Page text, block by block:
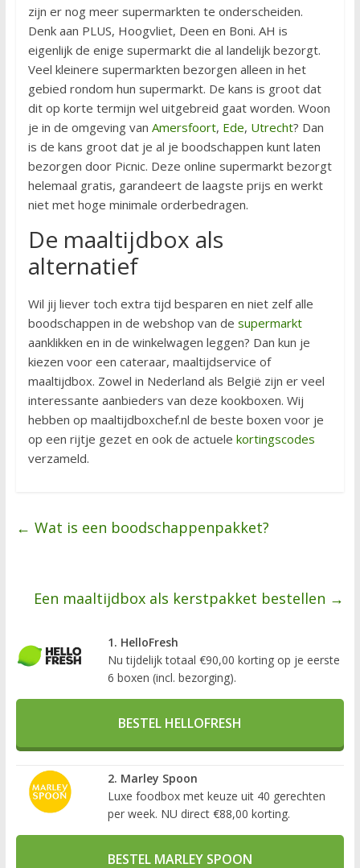
zijn er nog meer supermarkten te onderscheiden.
Denk aan PLUS, Hoogvliet, Deen en Boni. AH is
eigenlijk de enige supermarkt die al landelijk bezorgt.
Veel kleinere supermarkten bezorgen alleen in het
gebied rondom hun supermarkt. De kans is groot dat
dit op korte termijn wel uitgebreid gaat worden. Woon
je in de omgeving van Amersfoort, Ede, Utrecht? Dan
is de kans groot dat je al je boodschappen kunt laten
bezorgen door Picnic. Deze online supermarkt bezorgt
helemaal gratis, garandeert de laagste prijs en werkt
niet met hoge minimale orderbedragen.
De maaltijdbox als
alternatief
Wil jij liever toch extra tijd besparen en niet zelf alle
boodschappen in de webshop van de supermarkt
aanklikken en in de winkelwagen leggen? Dan kun je
kiezen voor een cateraar, maaltijdservice of
maaltijdbox. Zowel in Nederland als België zijn er veel
interessante aanbieders van deze kookboxen. Wij
hebben op maaltijdboxchef.nl de beste boxen voor je
op een rijtje gezet en ook de actuele kortingscodes
verzameld.
← Wat is een boodschappenpakket?
Een maaltijdbox als kerstpakket bestellen →
1. HelloFresh
Nu tijdelijk totaal €90,00 korting op je eerste
6 boxen (incl. bezorging).
BESTEL HELLOFRESH
2. Marley Spoon
Luxe foodbox met keuze uit 40 gerechten
per week. NU direct €88,00 korting.
BESTEL MARLEY SPOON